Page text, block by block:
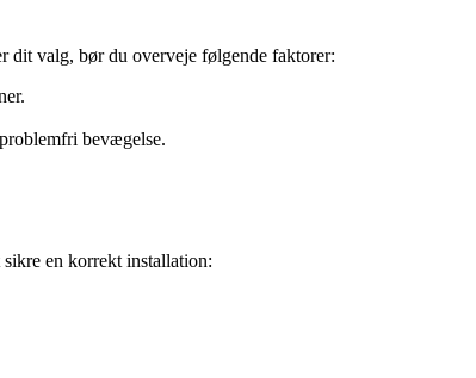
dit valg, bør du overveje følgende faktorer:
bevægelse.
en korrekt installation: